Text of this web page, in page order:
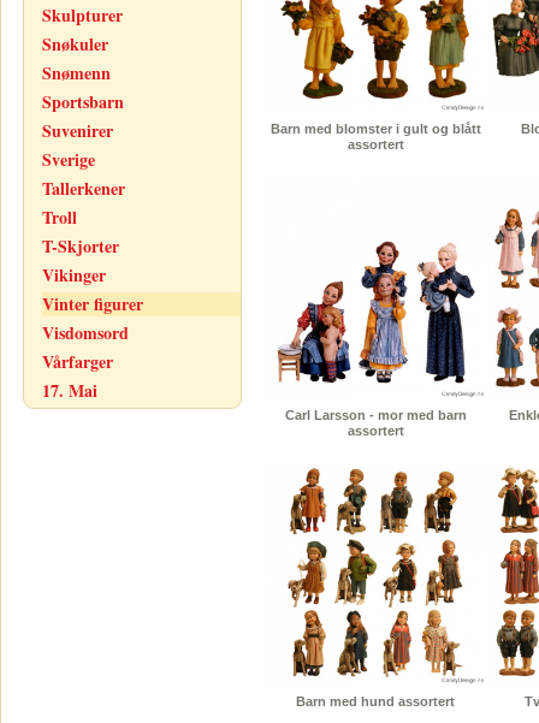
Skulpturer
Snøkuler
Snømenn
Sportsbarn
Suvenirer
Sverige
Tallerkener
Troll
T-Skjorter
Vikinger
Vinter figurer
Visdomsord
Vårfarger
17. Mai
Barn med blomster i gult og blått
assortert
Carl Larsson - mor med barn
assortert
Barn med hund assortert